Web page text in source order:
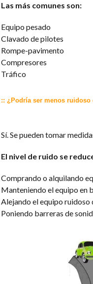
Las más comunes son:
Equipo pesado
Clavado de pilotes
Rompe-pavimento
Compresores
Tráfico
:: ¿Podría ser menos ruidoso
Sí. Se pueden tomar
El nivel de ruido se
Comprando o alquilando
Manteniendo el equipo en
Alejando el equipo ruidoso
Poniendo barreras de